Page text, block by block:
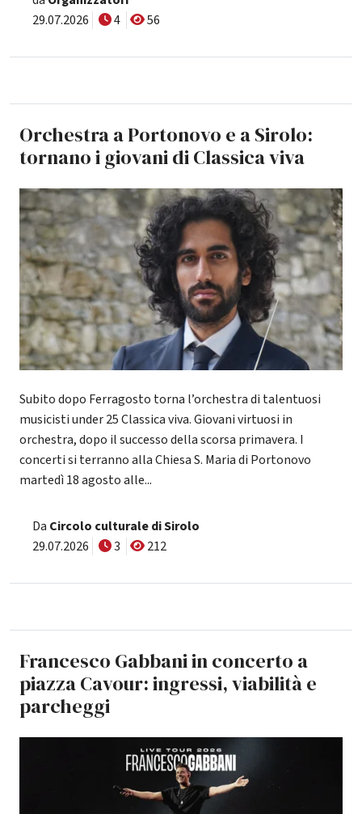
29.07.2026
4 56
Orchestra a Portonovo e a Sirolo:
tornano i giovani di Classica viva
Subito dopo Ferragosto torna l’orchestra di talentuosi
musicisti under 25 Classica viva. Giovani virtuosi in
orchestra, dopo il successo della scorsa primavera. I
concerti si terranno alla Chiesa S. Maria di Portonovo
martedì 18 agosto alle...
Da Circolo culturale di Sirolo
29.07.2026
3 212
Francesco Gabbani in concerto a
piazza Cavour: ingressi, viabilità e
parcheggi